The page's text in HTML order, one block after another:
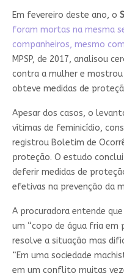
Em fevereiro deste ano, o
foram mortas na mesma
companheiros, mesmo
MPSP, de 2017, analisou
contra a mulher e
obteve medidas de
Apesar dos casos, o
vítimas de feminicídio,
registrou Boletim de
proteção. O estudo
deferir medidas de
efetivas na prevenção da
A procuradora entende
um “copo de água fria em
resolve a situação mas
“Em uma sociedade
em um conflito muitas